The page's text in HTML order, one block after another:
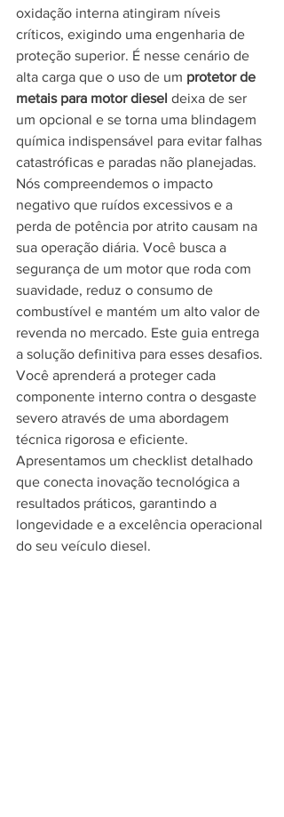
oxidação interna atingiram níveis
críticos, exigindo uma engenharia de
proteção superior. É nesse cenário de
alta carga que o uso de um protetor de
metais para motor diesel deixa de ser
um opcional e se torna uma blindagem
química indispensável para evitar falhas
catastróficas e paradas não planejadas.
Nós compreendemos o impacto
negativo que ruídos excessivos e a
perda de potência por atrito causam na
sua operação diária. Você busca a
segurança de um motor que roda com
suavidade, reduz o consumo de
combustível e mantém um alto valor de
revenda no mercado. Este guia entrega
a solução definitiva para esses desafios.
Você aprenderá a proteger cada
componente interno contra o desgaste
severo através de uma abordagem
técnica rigorosa e eficiente.
Apresentamos um checklist detalhado
que conecta inovação tecnológica a
resultados práticos, garantindo a
longevidade e a excelência operacional
do seu veículo diesel.